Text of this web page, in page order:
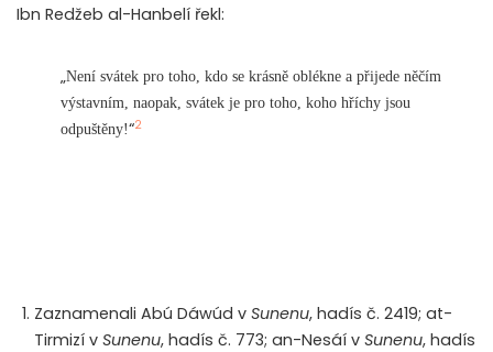
Ibn Redžeb al-Hanbelí řekl:
„Není svátek pro toho, kdo se krásně oblékne a přijede něčím
výstavním, naopak, svátek je pro toho, koho hříchy jsou
odpuštěny!“2
Zaznamenali Abú Dáwúd v Sunenu, hadís č. 2419; at-
Tirmizí v Sunenu, hadís č. 773; an-Nesáí v Sunenu, hadís